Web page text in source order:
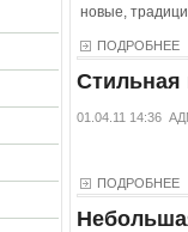
новые,
ПОДРОБНЕЕ
Стильная
01.04.11 14:36
ПОДРОБНЕЕ